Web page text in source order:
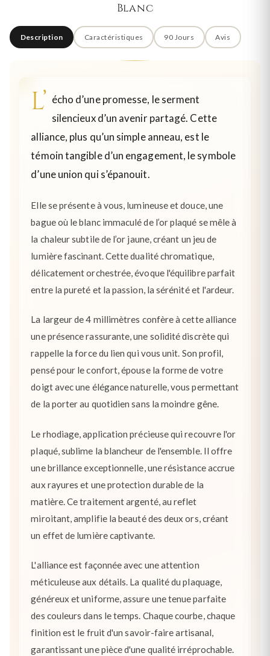
Blanc
Description Caractéristiques 90 Jours Avis
L’ écho d’une promesse, le serment
silencieux d’un avenir partagé. Cette
alliance, plus qu’un simple anneau, est le
témoin tangible d’un engagement, le symbole
d’une union qui s’épanouit.
Elle se présente à vous, lumineuse et douce, une
bague où le blanc immaculé de l’or plaqué se mêle à
la chaleur subtile de l’or jaune, créant un jeu de
lumière fascinant. Cette dualité chromatique,
délicatement orchestrée, évoque l'équilibre parfait
entre la pureté et la passion, la sérénité et l'ardeur.
La largeur de 4 millimètres confère à cette alliance
une présence rassurante, une solidité discrète qui
rappelle la force du lien qui vous unit. Son profil,
pensé pour le confort, épouse la forme de votre
doigt avec une élégance naturelle, vous permettant
de la porter au quotidien sans la moindre gêne.
Le rhodiage, application précieuse qui recouvre l'or
plaqué, sublime la blancheur de l'ensemble. Il offre
une brillance exceptionnelle, une résistance accrue
aux rayures et une protection durable de la
matière. Ce traitement argenté, au reflet
miroitant, amplifie la beauté des deux ors, créant
un effet de lumière captivante.
L'alliance est façonnée avec une attention
méticuleuse aux détails. La qualité du plaquage,
généreux et uniforme, assure une tenue parfaite
des couleurs dans le temps. Chaque courbe, chaque
finition est le fruit d'un savoir-faire artisanal,
garantissant une pièce d'une qualité irréprochable.